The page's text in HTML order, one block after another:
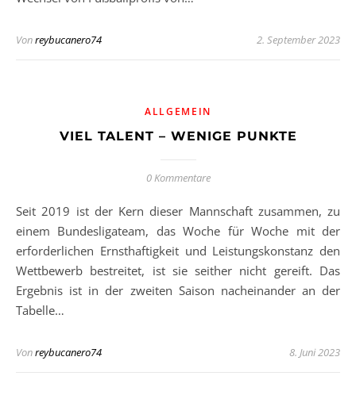
Vonreybucanero74 2. September 2023
ALLGEMEIN
VIEL TALENT – WENIGE PUNKTE
0 Kommentare
Seit 2019 ist der Kern dieser Mannschaft zusammen, zu
einem Bundesligateam, das Woche für Woche mit der
erforderlichen Ernsthaftigkeit und Leistungskonstanz den
Wettbewerb bestreitet, ist sie seither nicht gereift. Das
Ergebnis ist in der zweiten Saison nacheinander an der
Tabelle…
Vonreybucanero74 8. Juni 2023